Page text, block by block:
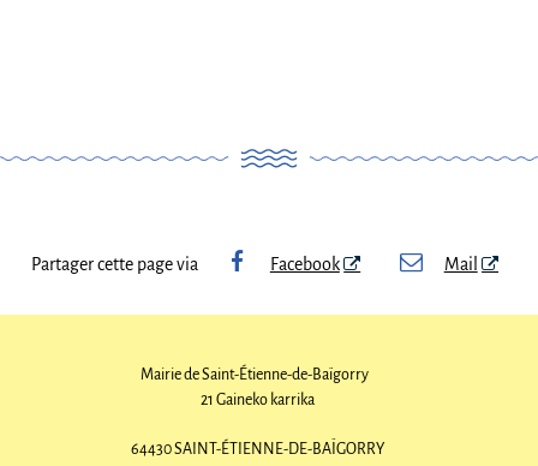
Partager cette page via Facebook Mail
Mairie de Saint-Étienne-de-Baïgorry
21 Gaineko karrika
64430 SAINT-ÉTIENNE-DE-BAÏGORRY